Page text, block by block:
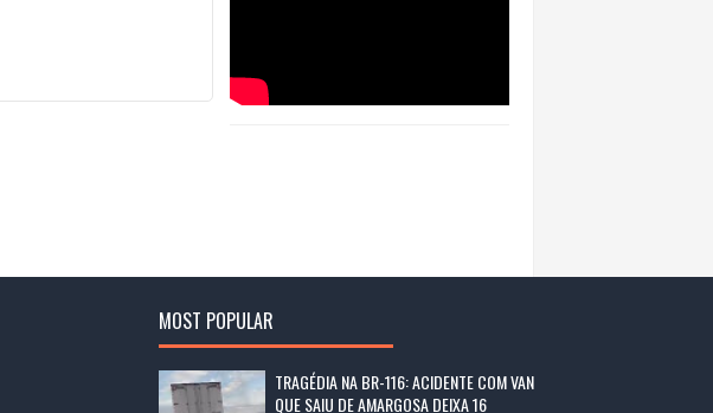
MOST POPULAR
TRAGÉDIA NA BR-116: ACIDENTE COM VAN
QUE SAIU DE AMARGOSA DEIXA 16